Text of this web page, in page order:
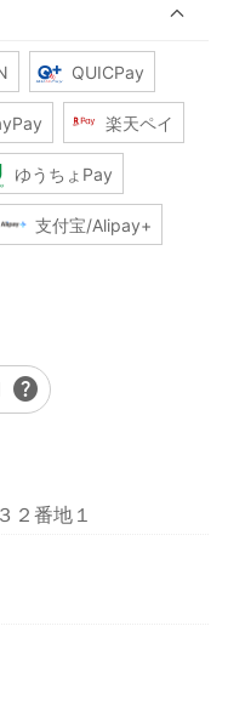
QUICPay
楽天ペイ
ゆうちょPay
支付宝/Alipay+
help
２番地１